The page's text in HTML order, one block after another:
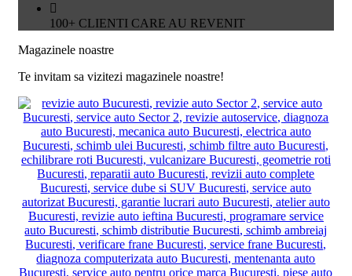
100+ CLIENTI CARE AU REVENIT
Magazinele noastre
Te invitam sa vizitezi magazinele noastre!